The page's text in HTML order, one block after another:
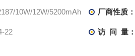
10W/12W/5200mAh 厂商性质：
22 访 问 量：